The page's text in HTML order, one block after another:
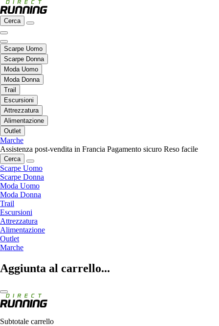
Cerca
Scarpe Uomo
Scarpe Donna
Moda Uomo
Moda Donna
Trail
Escursioni
Attrezzatura
Alimentazione
Outlet
Marche
Assistenza post-vendita in Francia Pagamento sicuro Reso facile
Cerca
Scarpe Uomo
Scarpe Donna
Moda Uomo
Moda Donna
Trail
Escursioni
Attrezzatura
Alimentazione
Outlet
Marche
Aggiunta al carrello...
Subtotale carrello